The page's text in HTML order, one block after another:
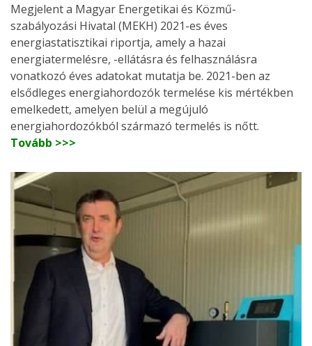
Megjelent a Magyar Energetikai és Közmű-
szabályozási Hivatal (MEKH) 2021-es éves
energiastatisztikai riportja, amely a hazai
energiatermelésre, -ellátásra és felhasználásra
vonatkozó éves adatokat mutatja be. 2021-ben az
elsődleges energiahordozók termelése kis mértékben
emelkedett, amelyen belül a megújuló
energiahordozókból származó termelés is nőtt.
Tovább >>>